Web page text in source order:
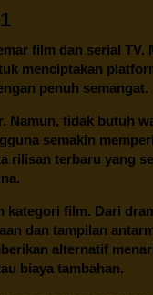
film dan serial TV.
menciptakan
penuh semangat.
Namun, tidak butuh
semakin
rilisan terbaru yang
kategori film. Dari
dan tampilan
alternatif
biaya tambahan.